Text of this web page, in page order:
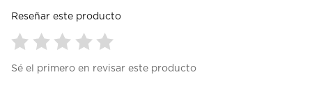
Reseñar este producto
paraparaparaparapara
Sé el primero en revisar este producto